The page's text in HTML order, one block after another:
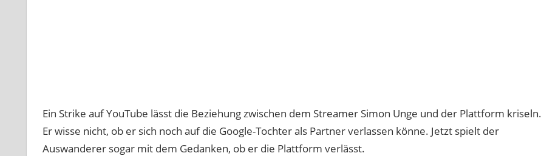
Ein Strike auf YouTube lässt die Beziehung zwischen dem Streamer Simon Unge und der Plattform kriseln.
Er wisse nicht, ob er sich noch auf die Google-Tochter als Partner verlassen könne. Jetzt spielt der
Auswanderer sogar mit dem Gedanken, ob er die Plattform verlässt.